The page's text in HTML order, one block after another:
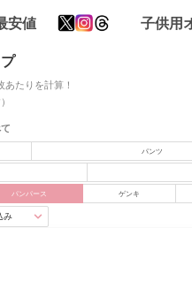
安値 子供用
あたりを計算！
パンツ
パンパース ゲンキ
み